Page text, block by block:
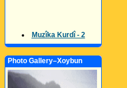
Muzîka Kurdî - 2
Photo Gallery–Xoybun